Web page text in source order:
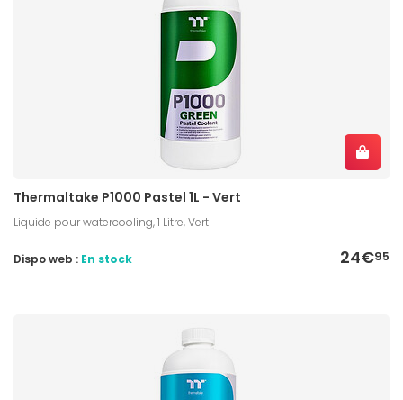
Thermaltake P1000 Pastel 1L - Vert
Liquide pour watercooling, 1 Litre, Vert
24€95
Dispo web : En stock